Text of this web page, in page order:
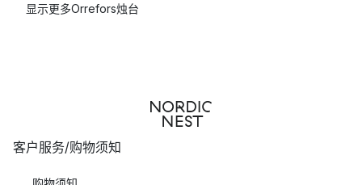
显示更多Orrefors烛台
客户服务/购物须知